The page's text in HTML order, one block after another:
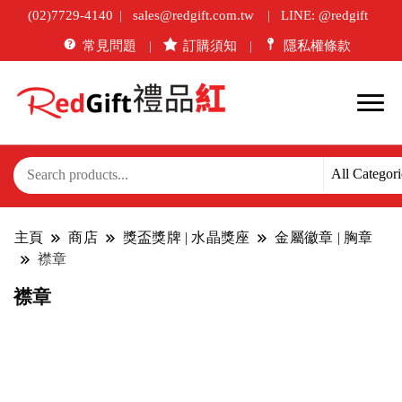
(02)7729-4140 sales@redgift.com.tw LINE: @redgift
常見問題 訂購須知 隱私權條款
主頁 商店 獎盃獎牌 | 水晶獎座
金屬徽章 | 胸章
襟章
襟章